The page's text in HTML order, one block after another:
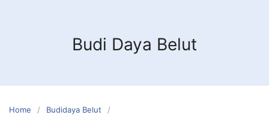
Budi Daya Belut
Home
Budidaya Belut